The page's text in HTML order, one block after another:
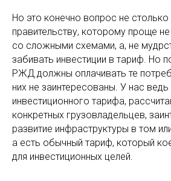
Но это конечно вопрос не
правительству, которому проще
со сложными схемами, а, не
забивать инвестиции в тариф. Но
РЖД должны оплачивать те
них не заинтересованы. У нас ведь
инвестиционного тарифа,
конкретных грузовладельцев,
развитие инфраструктуры в том
а есть обычный тариф, который
для инвестиционных целей.